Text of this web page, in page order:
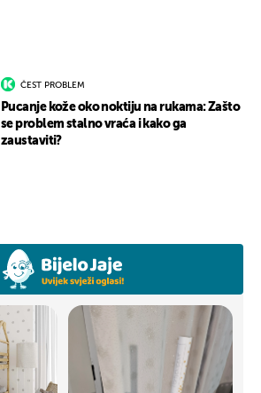
ČEST PROBLEM
Pucanje kože oko noktiju na rukama: Zašto
se problem stalno vraća i kako ga
zaustaviti?